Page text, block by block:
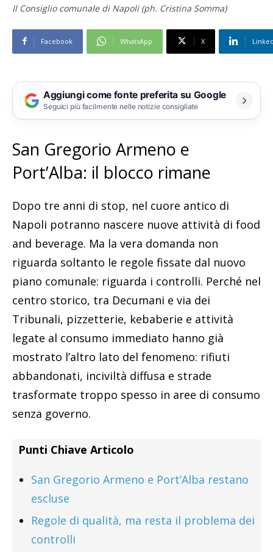
Il Consiglio comunale di Napoli (ph. Cristina Somma)
Facebook WhatsApp X
Aggiungi come fonte preferita su Google
Seguici più facilmente nelle notizie consigliate
San Gregorio Armeno e
Port’Alba: il blocco rimane
Dopo tre anni di stop, nel cuore antico di
Napoli potranno nascere nuove attività di food
and beverage. Ma la vera domanda non
riguarda soltanto le regole fissate dal nuovo
piano comunale: riguarda i controlli. Perché nel
centro storico, tra Decumani e via dei
Tribunali, pizzetterie, kebaberie e attività
legate al consumo immediato hanno già
mostrato l’altro lato del fenomeno: rifiuti
abbandonati, inciviltà diffusa e strade
trasformate troppo spesso in aree di consumo
senza governo.
Punti Chiave Articolo
San Gregorio Armeno e Port’Alba restano
escluse
Regole di qualità, ma resta il problema dei
controlli